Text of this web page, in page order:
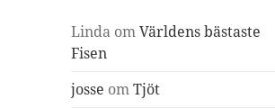
Linda omVärldens bästaste
Fisen
josse omTjöt